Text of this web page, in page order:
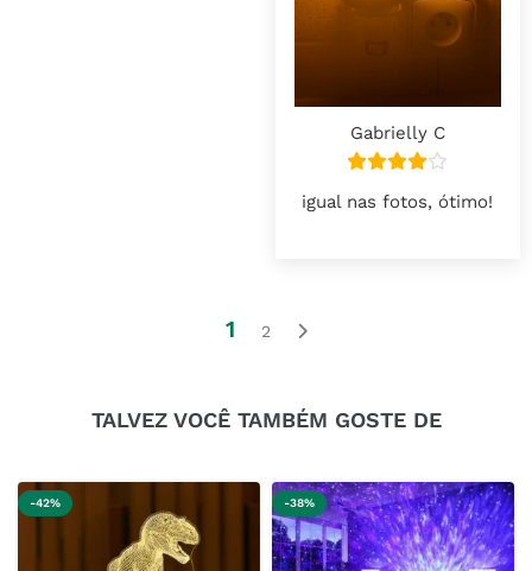
Gabrielly C
igual nas fotos, ótimo!
1 2
TALVEZ VOCÊ TAMBÉM GOSTE DE
-42% -38%